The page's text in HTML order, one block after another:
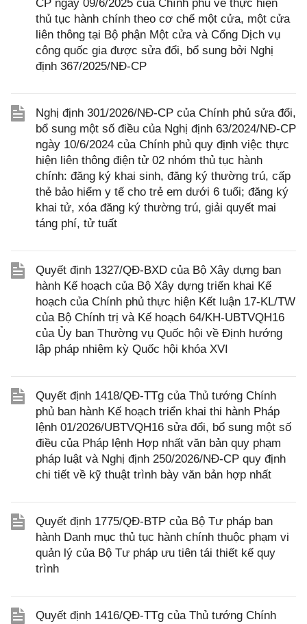
CP ngày 09/6/2025 của Chính phủ về thực hiện
thủ tục hành chính theo cơ chế một cửa, một cửa
liên thông tại Bộ phận Một cửa và Cổng Dịch vụ
công quốc gia được sửa đổi, bổ sung bởi Nghị
định 367/2025/NĐ-CP
Nghị định 301/2026/NĐ-CP của Chính phủ sửa đổi,
bổ sung một số điều của Nghị định 63/2024/NĐ-CP
ngày 10/6/2024 của Chính phủ quy định việc thực
hiện liên thông điện tử 02 nhóm thủ tục hành
chính: đăng ký khai sinh, đăng ký thường trú, cấp
thẻ bảo hiểm y tế cho trẻ em dưới 6 tuổi; đăng ký
khai tử, xóa đăng ký thường trú, giải quyết mai
táng phí, tử tuất
Quyết định 1327/QĐ-BXD của Bộ Xây dựng ban
hành Kế hoạch của Bộ Xây dựng triển khai Kế
hoạch của Chính phủ thực hiện Kết luận 17-KL/TW
của Bộ Chính trị và Kế hoạch 64/KH-UBTVQH16
của Ủy ban Thường vụ Quốc hội về Định hướng
lập pháp nhiệm kỳ Quốc hội khóa XVI
Quyết định 1418/QĐ-TTg của Thủ tướng Chính
phủ ban hành Kế hoạch triển khai thi hành Pháp
lệnh 01/2026/UBTVQH16 sửa đổi, bổ sung một số
điều của Pháp lệnh Hợp nhất văn bản quy phạm
pháp luật và Nghị định 250/2026/NĐ-CP quy định
chi tiết về kỹ thuật trình bày văn bản hợp nhất
Quyết định 1775/QĐ-BTP của Bộ Tư pháp ban
hành Danh mục thủ tục hành chính thuộc phạm vi
quản lý của Bộ Tư pháp ưu tiên tái thiết kế quy
trình
Quyết định 1416/QĐ-TTg của Thủ tướng Chính